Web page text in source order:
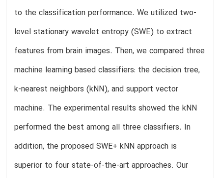
to the classification performance. We utilized two-
level stationary wavelet entropy (SWE) to extract
features from brain images. Then, we compared three
machine learning based classifiers: the decision tree,
k-nearest neighbors (kNN), and support vector
machine. The experimental results showed the kNN
performed the best among all three classifiers. In
addition, the proposed SWE+ kNN approach is
superior to four state-of-the-art approaches. Our